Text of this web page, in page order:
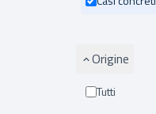
Origine
Tutti